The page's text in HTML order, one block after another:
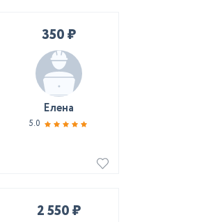
350 ₽
Елена
5.0
2 550 ₽